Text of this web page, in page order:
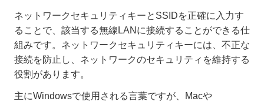
ネットワークセキュリティキーとSSIDを正確に入力す
ることで、該当する無線LANに接続することができる仕
組みです。ネットワークセキュリティキーには、不正な
接続を防止し、ネットワークのセキュリティを維持する
役割があります。
主にWindowsで使用される言葉ですが、Macや